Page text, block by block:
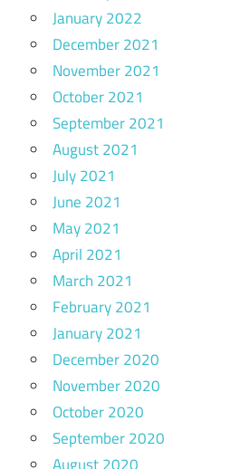
January 2022
December 2021
November 2021
October 2021
September 2021
August 2021
July 2021
June 2021
May 2021
April 2021
March 2021
February 2021
January 2021
December 2020
November 2020
October 2020
September 2020